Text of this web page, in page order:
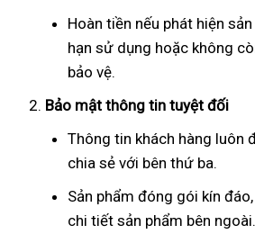
Hoàn tiền nếu phát hiện
hạn sử dụng hoặc không
bảo vệ.
Bảo mật thông tin tuyệt đối
Thông tin khách hàng luôn
chia sẻ với bên thứ ba.
Sản phẩm đóng gói kín
chi tiết sản phẩm bên ngoài.